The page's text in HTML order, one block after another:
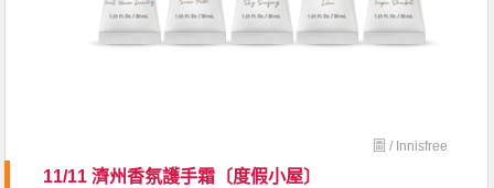
圖 / Innisfree
11/11 濟州香氛護手霜〔度假小屋〕